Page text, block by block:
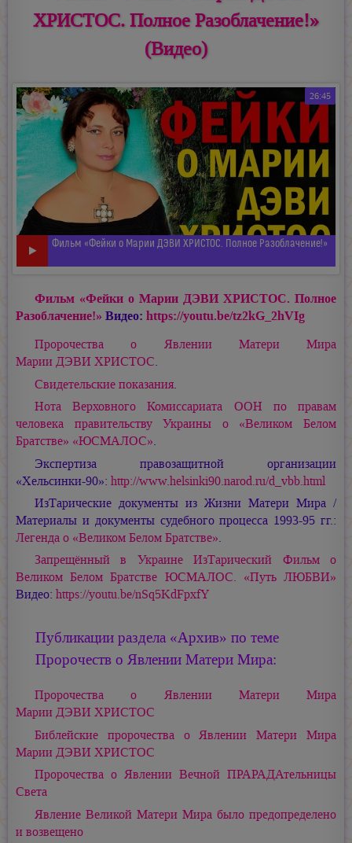
ХРИСТОС. Полное Разоблачение!»
(Видео)
26:45
Фильм «Фейки о Марии ДЭВИ ХРИСТОС. Полное Разоблачение!»
Фильм «Фейки о Марии ДЭВИ ХРИСТОС. Полное
Разоблачение!» Видео: https://youtu.be/tz2kG_2hVIg
Пророчества о Явлении Матери Мира
Марии ДЭВИ ХРИСТОС.
Свидетельские показания.
Нота Верховного Комиссариата ООН по правам
человека правительству Украины о «Великом Белом
Братстве» «ЮСМАЛОС».
Экспертиза правозащитной организации
«Хельсинки-90»: http://www.helsinki90.narod.ru/d_vbb.html
ИзТарические документы из Жизни Матери Мира /
Материалы и документы судебного процесса 1993-95 гг.:
Легенда о «Великом Белом Братстве».
Запрещённый в Украине ИзТарический Фильм о
Великом Белом Братстве ЮСМАЛОС. «Путь ЛЮБВИ»
Видео: https://youtu.be/nSq5KdFpxfY
Публикации раздела «Архив» по теме
Пророчеств о Явлении Матери Мира:
Пророчества о Явлении Матери Мира
Марии ДЭВИ ХРИСТОС
Библейские пророчества о Явлении Матери Мира
Марии ДЭВИ ХРИСТОС
Пророчества о Явлении Вечной ПРАРАДАтельницы
Света
Явление Великой Матери Мира было предопределено
и возвещено